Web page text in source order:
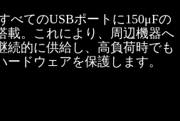
べてのUSBポートに150μFの
載。これにより、周辺機器へ
続的に供給し、高負荷時でも
ドウェアを保護します。